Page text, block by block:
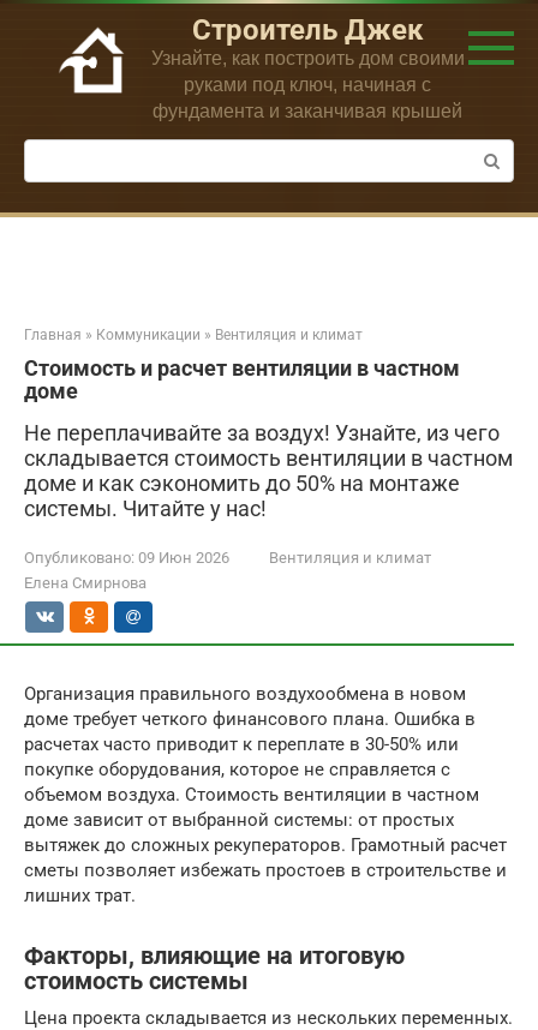
Перейти
контенту
Строитель Джек
Узнайте, как построить дом своими
руками под ключ, начиная с
фундамента и заканчивая крышей
Поиск:
Главная » Коммуникации » Вентиляция и климат
Стоимость и расчет вентиляции в частном
доме
Не переплачивайте за воздух! Узнайте, из чего
складывается стоимость вентиляции в частном
доме и как сэкономить до 50% на монтаже
системы. Читайте у нас!
Опубликовано: 09 Июн 2026
Вентиляция и климат
Елена Смирнова
Организация правильного воздухообмена в новом
доме требует четкого финансового плана. Ошибка в
расчетах часто приводит к переплате в 30-50% или
покупке оборудования, которое не справляется с
объемом воздуха. Стоимость вентиляции в частном
доме зависит от выбранной системы: от простых
вытяжек до сложных рекуператоров. Грамотный расчет
сметы позволяет избежать простоев в строительстве и
лишних трат.
Факторы, влияющие на итоговую
стоимость системы
Цена проекта складывается из нескольких переменных.